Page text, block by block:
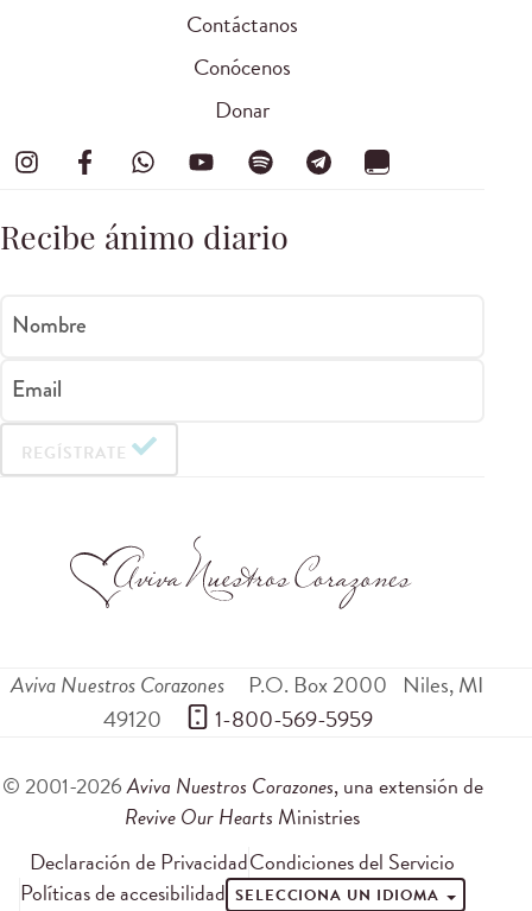
Contáctanos
Conócenos
Donar
Recibe ánimo diario
Nombre
Email
REGÍSTRATE
Aviva Nuestros Corazones P.O. Box 2000 Niles,MI
49120
1-800-569-5959
© 2001-2026Aviva Nuestros Corazones, una extensión de
Revive Our Hearts Ministries
Declaración de PrivacidadCondiciones del Servicio
Políticas de accesibilidad SELECCIONA UN IDIOMA